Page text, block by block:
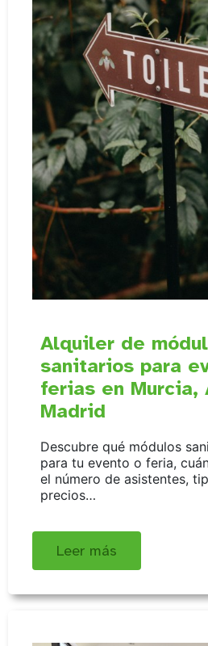
Alquiler de
sanitarios para
ferias en Murcia,
Madrid
Descubre qué módulos
para tu evento o feria,
el número de asistentes,
precios…
Leer más